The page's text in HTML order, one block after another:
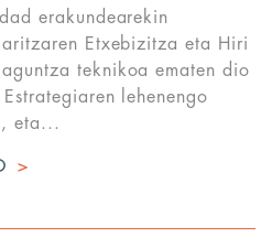
erakundearekin
Etxebizitza eta Hiri
teknikoa ematen dio
lehenengo
eta...
>